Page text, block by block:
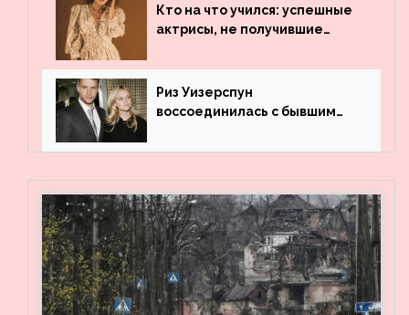
архивные фото
Кто на что учился: успешные
актрисы, не получившие
Риз Уизерспун
воссоединилась с бывшим